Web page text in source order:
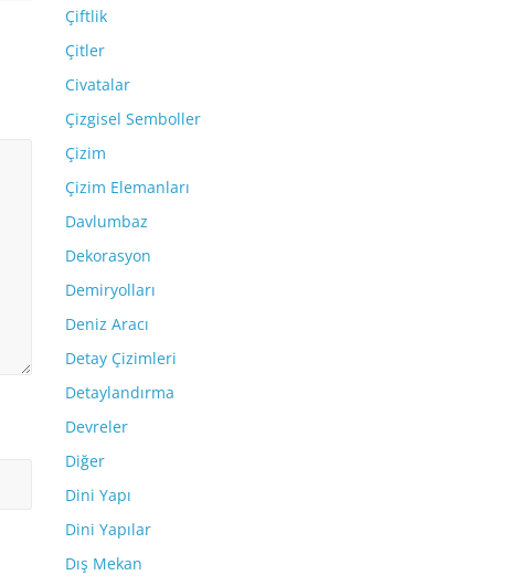
Çiftlik
Çitler
Civatalar
Çizgisel Semboller
Çizim
Çizim Elemanları
Davlumbaz
Dekorasyon
Demiryolları
Deniz Aracı
Detay Çizimleri
Detaylandırma
Devreler
Diğer
Dini Yapı
Dini Yapılar
Dış Mekan